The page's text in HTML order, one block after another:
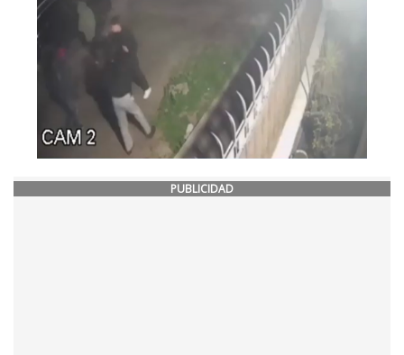
PUBLICIDAD